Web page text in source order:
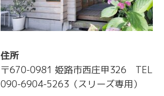
住所
〒670-0981 姫路市西庄甲326 TEL
090-6904-5263（スリーズ専用）